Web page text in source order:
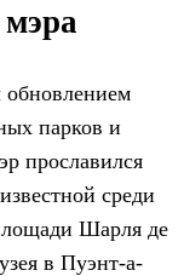
обновлением
парков и
прославился
среди
Шарля де
в Пуэнт-а-